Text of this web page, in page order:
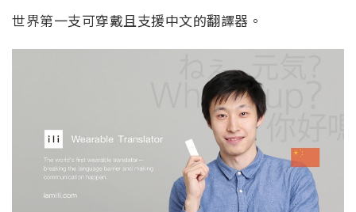
世界第一支可穿戴且支援中文的翻譯器。